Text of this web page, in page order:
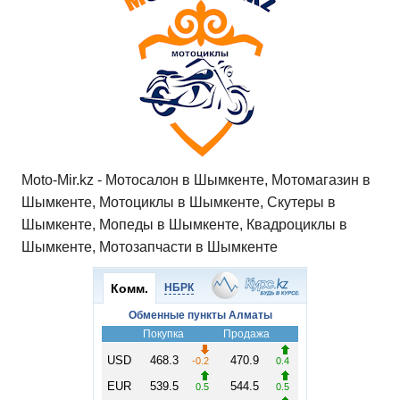
Moto-Mir.kz - Мотосалон в Шымкенте, Мотомагазин в
Шымкенте, Мотоциклы в Шымкенте, Скутеры в
Шымкенте, Мопеды в Шымкенте, Квадроциклы в
Шымкенте, Мотозапчасти в Шымкенте